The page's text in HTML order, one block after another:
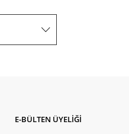
E-BÜLTEN ÜYELİĞİ